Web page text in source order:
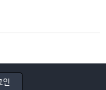
인